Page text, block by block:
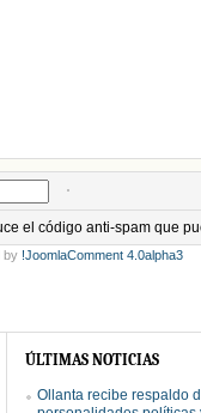
el código anti-spam que
by !JoomlaComment 4.0alpha3
ÚLTIMAS NOTICIAS
Ollanta recibe respaldo